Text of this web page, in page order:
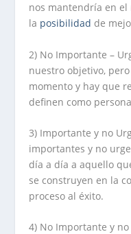
nos mantendría en
la posibilidad de
2) No Importante –
nuestro objetivo,
momento y hay que
definen como
3) Importante y no
importantes y no
día a día a aquello
se construyen en la
proceso al éxito.
4) No Importante y